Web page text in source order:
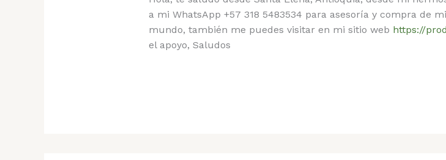
a mi WhatsApp +57 318 5483534 para asesoría y compra de
mundo, también me puedes visitar en mi sitio web https://
el apoyo, Saludos